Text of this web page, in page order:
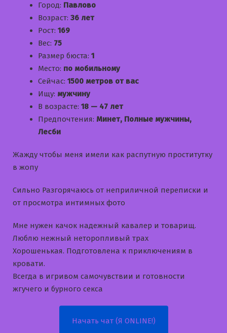
Город: Павлово
Возраст: 36 лет
Рост: 169
Вес: 75
Размер бюста: 1
Место: по мобильному
Сейчас: 1500 метров от вас
Ищу: мужчину
В возрасте: 18 — 47 лет
Предпочтения: Минет, Полные мужчины,
Лесби
Жажду чтобы меня имели как распутную проститутку
в жопу
Сильно Разгорячаюсь от неприличной переписки и
от просмотра интимных фото
Мне нужен качок надежный кавалер и товарищ.
Люблю нежный неторопливый трах
Хорошенькая. Подготовлена к приключениям в
кровати.
Всегда в игривом самочувствии и готовности
жгучего и бурного секса
Начать чат (Я ONLINE!)